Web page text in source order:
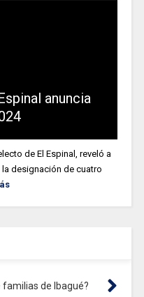
anuncia
de El Espinal, reveló a
designación de cuatro
de Ibagué?